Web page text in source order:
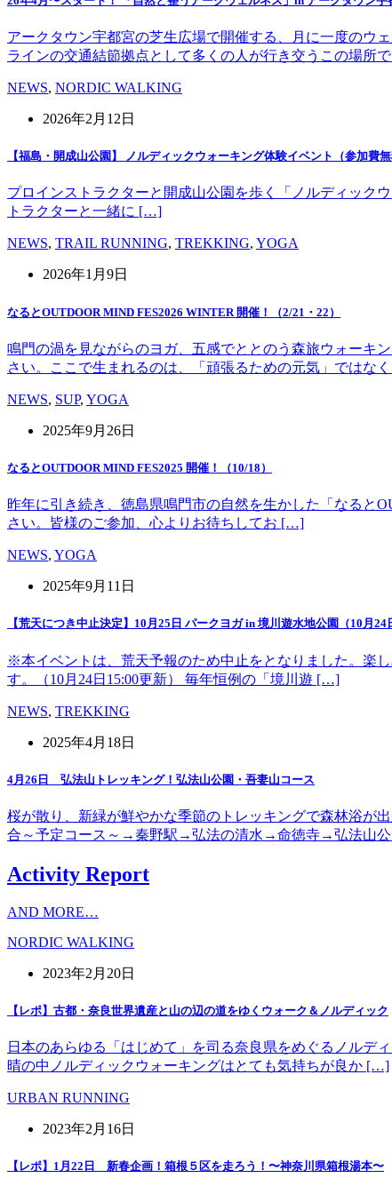
アークタウン宇都宮の芝生広場で開催する、月に一度のウ
ラインの交通結節拠点として多くの人が行き交うこの場所
NEWS, NORDIC WALKING
2026年2月12日
【福島・開成山公園】 ノルディックウォーキング体験イベント（参加費無
プロインストラクターと開成山公園を歩く「ノルディック
トラクターと一緒に […]
NEWS, TRAIL RUNNING, TREKKING, YOGA
2026年1月9日
なるとOUTDOOR MIND FES2026 WINTER 開催！（2/21・22）
鳴門の渦を見ながらのヨガ、五感でととのう森旅ウォーキ
さい。ここで生まれるのは、「頑張るための元気」ではな
NEWS, SUP, YOGA
2025年9月26日
なるとOUTDOOR MIND FES2025 開催！（10/18）
昨年に引き続き、徳島県鳴門市の自然を生かした「なると
さい。皆様のご参加、心よりお待ちしてお […]
NEWS, YOGA
2025年9月11日
【荒天につき中止決定】10月25日 パークヨガ in 境川遊水地公園（10月24
※本イベントは、荒天予報のため中止をとなりました。楽
す。（10月24日15:00更新） 毎年恒例の「境川遊 […]
NEWS, TREKKING
2025年4月18日
4月26日 弘法山トレッキング！弘法山公園・吾妻山コース
桜が散り、新緑が鮮やかな季節のトレッキングで森林浴が
合～予定コース～→秦野駅→弘法の清水→命徳寺→弘法山
Activity Report
AND MORE…
NORDIC WALKING
2023年2月20日
【レポ】古都・奈良世界遺産と山の辺の道をゆくウォーク＆ノルディック
日本のあらゆる「はじめて」を司る奈良県をめぐるノルデ
晴の中ノルディックウォーキングはとても気持ちが良か […]
URBAN RUNNING
2023年2月16日
【レポ】1月22日 新春企画！箱根５区を走ろう！〜神奈川県箱根湯本〜